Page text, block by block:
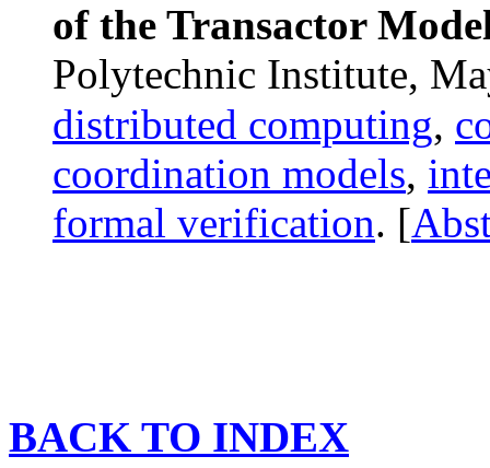
of the Transactor
Polytechnic Institute,
distributed computing,
coordination models,
formal verification. [
BACK TO INDEX